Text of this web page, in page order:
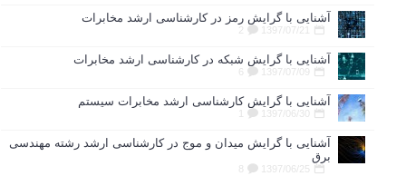
آشنایی با گرایش رمز در کارشناسی ارشد مخابرات
1397/07/21
آشنایی با گرایش شبکه در کارشناسی ارشد مخابرات
1397/07/09
6
آشنایی با گرایش کارشناسی ارشد مخابرات سیستم
1397/06/30
آشنایی با گرایش میدان و موج در کارشناسی ارشد رشته مهندسی
برق
1397/06/25